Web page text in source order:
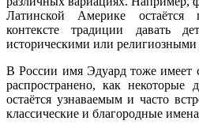
Латинской Америке остаётся
контексте традиции давать
историческими или
В России имя Эдуард тоже имеет
распространено, как
остаётся узнаваемым и часто
классические и благородные